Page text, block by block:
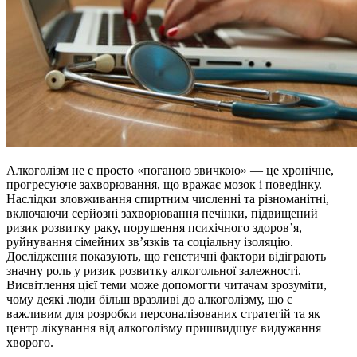
Алкоголізм не є просто «поганою звичкою» — це хронічне,
прогресуюче захворювання, що вражає мозок і поведінку.
Наслідки зловживання спиртним численні та різноманітні,
включаючи серйозні захворювання печінки, підвищений
ризик розвитку раку, порушення психічного здоров’я,
руйнування сімейних зв’язків та соціальну ізоляцію.
Дослідження показують, що генетичні фактори відіграють
значну роль у ризик розвитку алкогольної залежності.
Висвітлення цієї теми може допомогти читачам зрозуміти,
чому деякі люди більш вразливі до алкоголізму, що є
важливим для розробки персоналізованих стратегій та як
центр лікування від алкоголізму пришвидшує видужання
хворого.